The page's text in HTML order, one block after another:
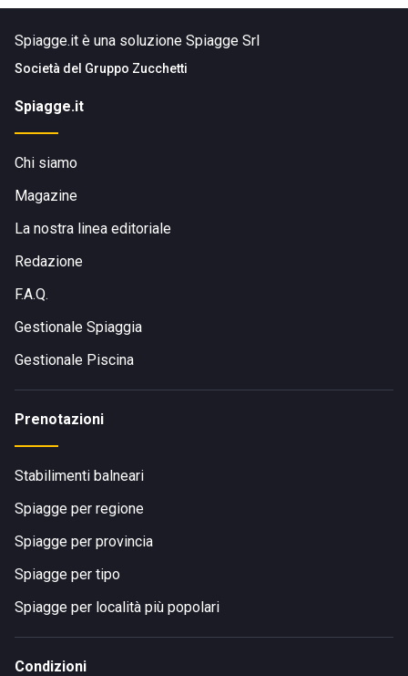
Spiagge.it è una soluzione Spiagge Srl
Società del Gruppo Zucchetti
Spiagge.it
Chi siamo
Magazine
La nostra linea editoriale
Redazione
F.A.Q.
Gestionale Spiaggia
Gestionale Piscina
Prenotazioni
Stabilimenti balneari
Spiagge per regione
Spiagge per provincia
Spiagge per tipo
Spiagge per località più popolari
Condizioni